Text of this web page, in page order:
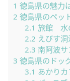
1 徳島県の魅力
2 徳島県のペッ
2.1 旅館 水
2.2 えびす
2.3 南阿波
3 徳島県のドッ
3.1 あかりカ